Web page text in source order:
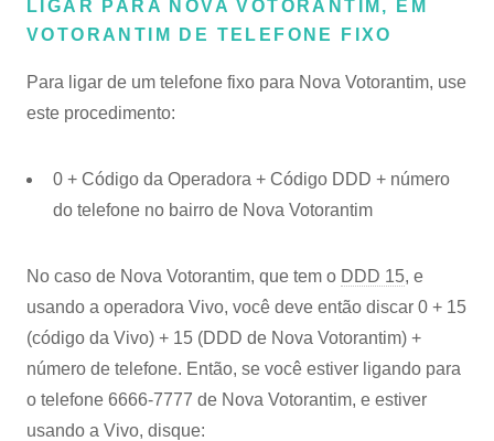
LIGAR PARA NOVA VOTORANTIM, EM
VOTORANTIM DE TELEFONE FIXO
Para ligar de um telefone fixo para Nova Votorantim, use
este procedimento:
0 + Código da Operadora + Código DDD + número
do telefone no bairro de Nova Votorantim
No caso de Nova Votorantim, que tem o DDD 15, e
usando a operadora Vivo, você deve então discar 0 + 15
(código da Vivo) + 15 (DDD de Nova Votorantim) +
número de telefone. Então, se você estiver ligando para
o telefone 6666-7777 de Nova Votorantim, e estiver
usando a Vivo, disque: